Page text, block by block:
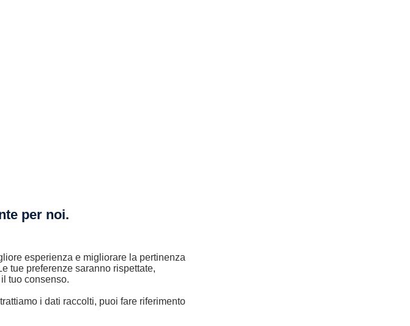
per noi.
esperienza e migliorare la pertinenza
tue preferenze saranno rispettate,
tuo consenso.
i dati raccolti, puoi fare riferimento